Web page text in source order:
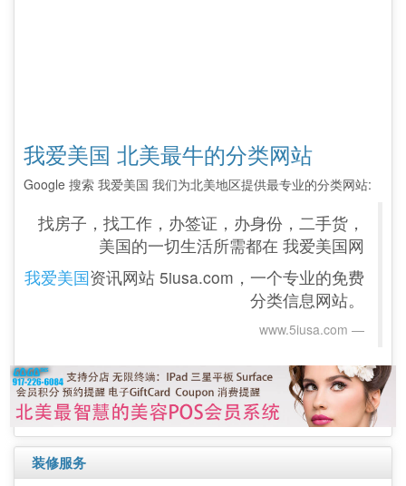
我爱美国 北美最牛的分类网站
Google 搜索 我爱美国 我们为北美地区提供最专业的分类网站:
找房子，找工作，办签证，办身份，二手货，
美国的一切生活所需都在 我爱美国网
我爱美国资讯网站 5iusa.com，一个专业的免费
分类信息网站。
www.5iusa.com‎
装修服务